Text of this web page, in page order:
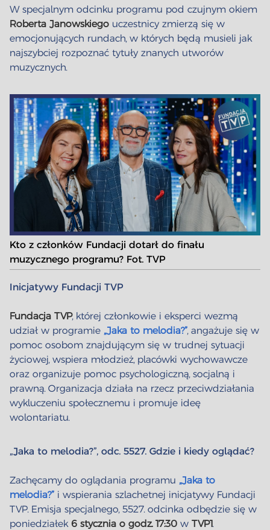
W specjalnym odcinku programu pod czujnym okiem
Roberta Janowskiego uczestnicy zmierzą się w
emocjonujących rundach, w których będą musieli jak
najszybciej rozpoznać tytuły znanych utworów
muzycznych.
Kto z członków Fundacji dotarł do finału
muzycznego programu? Fot. TVP
Inicjatywy Fundacji TVP
Fundacja TVP, której członkowie i eksperci wezmą
udział w programie „Jaka to melodia?”, angażuje się w
pomoc osobom znajdującym się w trudnej sytuacji
życiowej, wspiera młodzież, placówki wychowawcze
oraz organizuje pomoc psychologiczną, socjalną i
prawną. Organizacja działa na rzecz przeciwdziałania
wykluczeniu społecznemu i promuje ideę
wolontariatu.
„Jaka to melodia?”, odc. 5527. Gdzie i kiedy oglądać?
Zachęcamy do oglądania programu „Jaka to
melodia?” i wspierania szlachetnej inicjatywy Fundacji
TVP. Emisja specjalnego, 5527. odcinka odbędzie się w
poniedziałek6 stycznia o godz. 17:30 w TVP1.